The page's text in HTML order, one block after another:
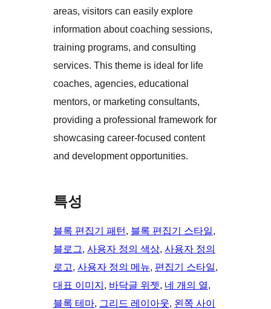
areas, visitors can easily explore
information about coaching sessions,
training programs, and consulting
services. This theme is ideal for life
coaches, agencies, educational
mentors, or marketing consultants,
providing a professional framework for
showcasing career-focused content
and development opportunities.
특성
블록 편집기 패턴 , 블록 편집기 스타일
블로그, 사용자 정의 색상, 사용자 정의
로고, 사용자 정의 메뉴, 편집기 스타일
대표 이미지 , 바닥글 위젯, 네 개의 열
블록 테마, 그리드 레이아웃, 왼쪽 사이